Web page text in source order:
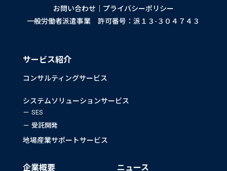
お問い合わせ
プライバシーポリシー
一般労働者派遣事業 許可番号：派１３-３０４７４３
サービス紹介
コンサルティングサービス
システムソリューションサービス
SES
受託開発
地場産業サポートサービス
企業概要 ニュース